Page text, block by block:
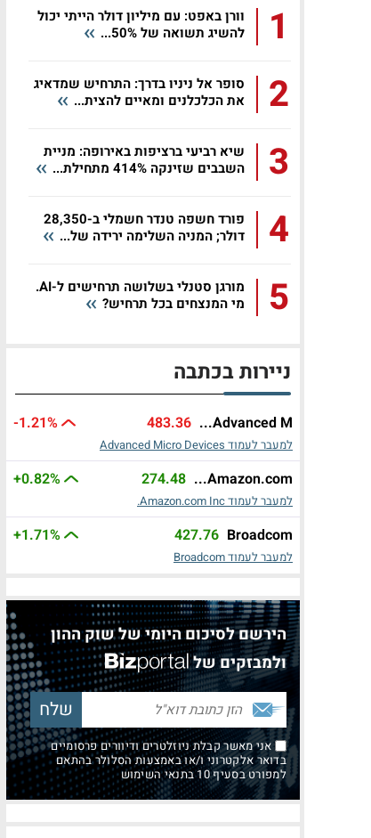
1
וורן באפט: עם מיליון דולר הייתי יכול
להשיג תשואה של 50%...
2
סופר אל ניניו בדרך: התרחיש שמדאיג
את הכלכלנים ומאיים להצית...
3
שיא רביעי ברציפות באירופה: מניית
השבבים שזינקה 414% מתחילת...
4
פורד חשפה טנדר חשמלי ב-28,350
דולר; המניה השלימה ירידה של...
5
מורגן סטנלי בשלושה תרחישים ל-AI.
מי המנצחים בכל תרחיש?
ניירות בכתבה
Advanced M...
483.36
-1.21%
למעבר לעמוד Advanced Micro Devices
Amazon.com...
274.48
+0.82%
למעבר לעמוד Amazon.com Inc.
Broadcom
427.76
+1.71%
למעבר לעמוד Broadcom
הירשם לסיכום היומי של שוק ההון
ולמבזקים של
אני מאשר קבלת ניוזלטרים ודיוורים פרסומיים
בדואר אלקטרוני ו/או באמצעות הסלולר בהתאם
למפורט בסעיף 10 בתנאי השימוש